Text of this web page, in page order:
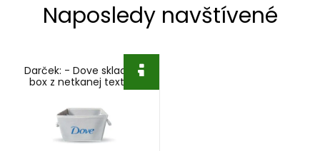
Naposledy navštívené
Darček: - Dove skladací
box z netkanej textílie